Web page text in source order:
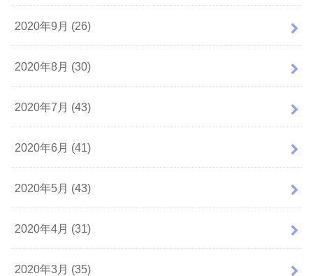
2020年9月 (26)
2020年8月 (30)
2020年7月 (43)
2020年6月 (41)
2020年5月 (43)
2020年4月 (31)
2020年3月 (35)